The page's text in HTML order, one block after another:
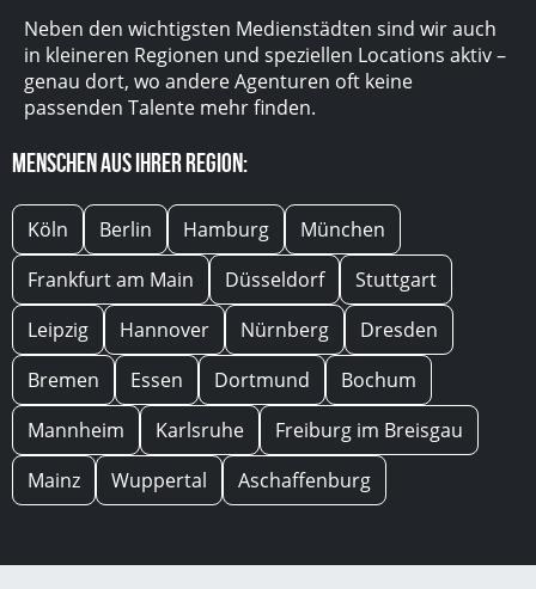
Neben den wichtigsten Medienstädten sind wir auch
in kleineren Regionen und speziellen Locations aktiv –
genau dort, wo andere Agenturen oft keine
passenden Talente mehr finden.
Menschen aus Ihrer Region:
Köln Berlin Hamburg
München
Frankfurt am Main
Düsseldorf
Stuttgart
Leipzig
Hannover Nürnberg
Dresden
Bremen
Essen Dortmund
Bochum
Mannheim
Karlsruhe
Freiburg im Breisgau
Mainz
Wuppertal Aschaffenburg